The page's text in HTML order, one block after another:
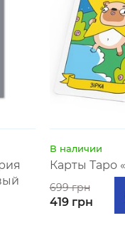
В наличии
Карты Таро
699 грн
419 грн